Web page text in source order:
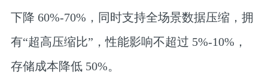
下降 60%-70%，同时支持全场景数据压缩，拥
有“超高压缩比”，性能影响不超过 5%-10%，
存储成本降低 50%。